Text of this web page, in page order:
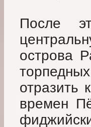
После
острова
отразить
времен